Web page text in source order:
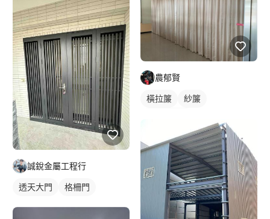
誠銳金屬工程行
透天大門 格柵門
農郁賢
橫拉簾
紗簾